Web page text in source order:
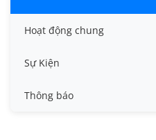
Hoạt động chung
Tin công tác sinh viên
Tin đào tạo
Sự Kiện
Thông báo